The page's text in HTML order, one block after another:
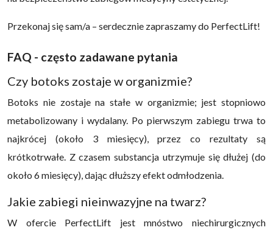
Przekonaj się sam/a – serdecznie zapraszamy do PerfectLift!
FAQ - często zadawane pytania
Czy botoks zostaje w organizmie?
Botoks nie zostaje na stałe w organizmie; jest stopniowo
metabolizowany i wydalany. Po pierwszym zabiegu trwa to
najkrócej (około 3 miesięcy), przez co rezultaty są
krótkotrwałe. Z czasem substancja utrzymuje się dłużej (do
około 6 miesięcy), dając dłuższy efekt odmłodzenia.
Jakie zabiegi nieinwazyjne na twarz?
W ofercie PerfectLift jest mnóstwo niechirurgicznych